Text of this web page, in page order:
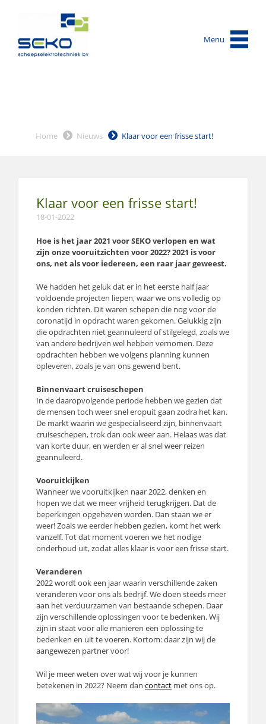
Menu
Home Nieuws Klaar voor een frisse start!
Klaar voor een frisse start!
18-01-2022
Hoe is het jaar 2021 voor SEKO verlopen en wat
zijn onze vooruitzichten voor 2022? 2021 is voor
ons, net als voor iedereen, een raar jaar geweest.
We hadden het geluk dat er in het eerste half jaar
voldoende projecten liepen, waar we ons volledig op
konden richten. Dit waren schepen die nog voor de
coronatijd in opdracht waren gekomen. Gelukkig zijn
die opdrachten niet geannuleerd of stilgelegd, zoals we
van andere bedrijven wel hebben vernomen. Deze
opdrachten hebben we volgens planning kunnen
opleveren, zoals je van ons gewend bent.
Binnenvaart cruiseschepen
In de daaropvolgende periode hebben we gezien dat
de mensen toch weer snel eropuit gaan zodra het kan.
De markt waarin we gespecialiseerd zijn, binnenvaart
cruiseschepen, trok dan ook weer aan. Helaas was dat
van korte duur, en werden er al snel weer reizen
geannuleerd.
Vooruitkijken
Wanneer we vooruitkijken naar 2022, denken en
hopen we dat we meer vrijheid terugkrijgen. Dat de
beperkingen opgeheven worden. Dan staan we er
weer! Zoals we eerder hebben gezien, komt het werk
vanzelf. Tot dat moment voeren we het nodige
onderhoud uit, zodat alles klaar is voor een frisse start.
Veranderen
2022 wordt ook een jaar waarin verschillende zaken
veranderen voor ons als bedrijf. We doen steeds meer
aan het verduurzamen van bestaande schepen. Daar
zijn verschillende oplossingen voor te bedenken. Wij
zijn in staat voor alle manieren een oplossing te
bedenken en uit te voeren. Kortom: daar zijn wij de
aangewezen partner voor!
Wil je meer weten over wat wij voor je kunnen
betekenen in 2022? Neem dan contact met ons op.